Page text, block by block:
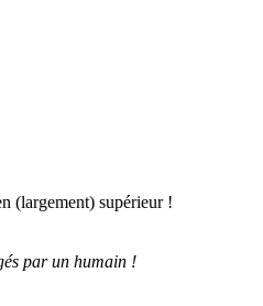
(largement) supérieur !
par un humain !